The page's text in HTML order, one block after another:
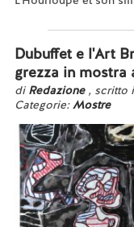
Dubuffet e l'Art
grezza in
di Redazione , scritto
Categorie:Mostre